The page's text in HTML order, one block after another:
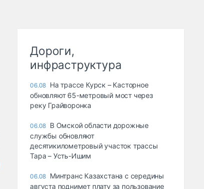
Дороги,
инфраструктура
06.08 На трассе Курск – Касторное
обновляют 65-метровый мост через
реку Грайворонка
06.08 В Омской области дорожные
службы обновляют
десятикилометровый участок трассы
Тара – Усть-Ишим
06.08 Минтранс Казахстана с середины
августа поднимет плату за пользование